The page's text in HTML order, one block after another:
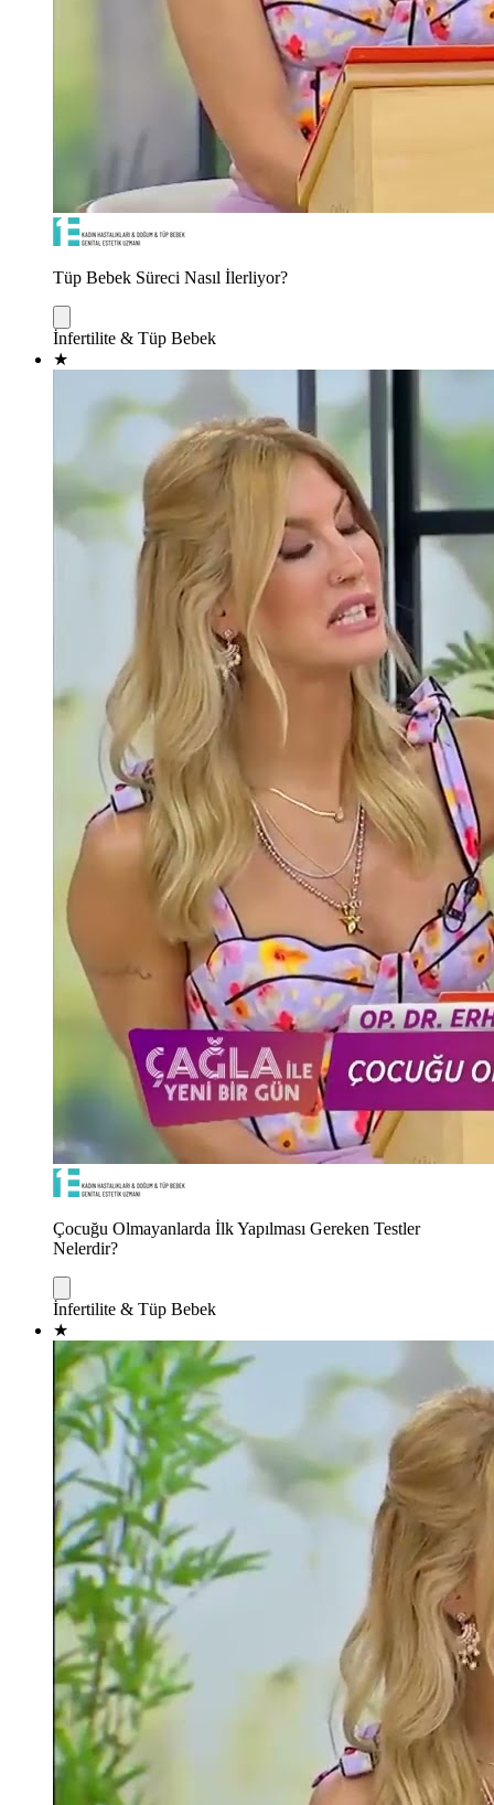
Tüp Bebek Süreci Nasıl İlerliyor?
İnfertilite & Tüp Bebek
★
Çocuğu Olmayanlarda İlk Yapılması Gereken Testler
Nelerdir?
İnfertilite & Tüp Bebek
★